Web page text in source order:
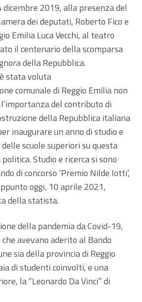
dicembre 2019, alla presenza del
dei deputati, Roberto Fico e
Emilia Luca Vecchi, al teatro
il centenario della scomparsa
della Repubblica.
stata voluta
comunale di Reggio Emilia non
del contributo di
della Repubblica italiana
inaugurare un anno di studio e
scuole superiori su questa
Studio e ricerca si sono
di concorso ‘Premio Nilde Iotti’,
oggi, 10 aprile 2021,
della statista.
della pandemia da Covid-19,
avevano aderito al Bando
sia della provincia di Reggio
di studenti coinvolti, e una
la “Leonardo Da Vinci” di